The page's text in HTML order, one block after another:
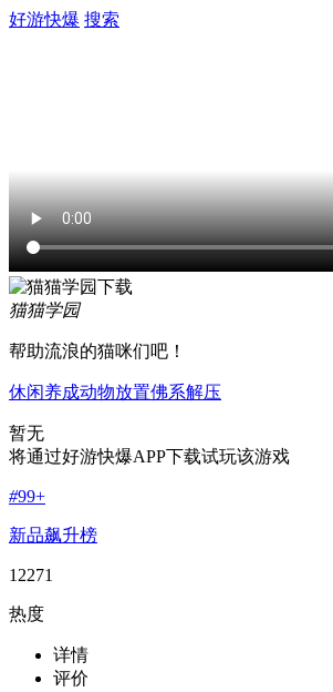
好游快爆 搜索
猫猫学园
帮助流浪的猫咪们吧！
休闲养成动物放置佛系解压
暂无
将通过好游快爆APP下载试玩该游戏
#99+
新品飙升榜
12271
热度
详情
评价